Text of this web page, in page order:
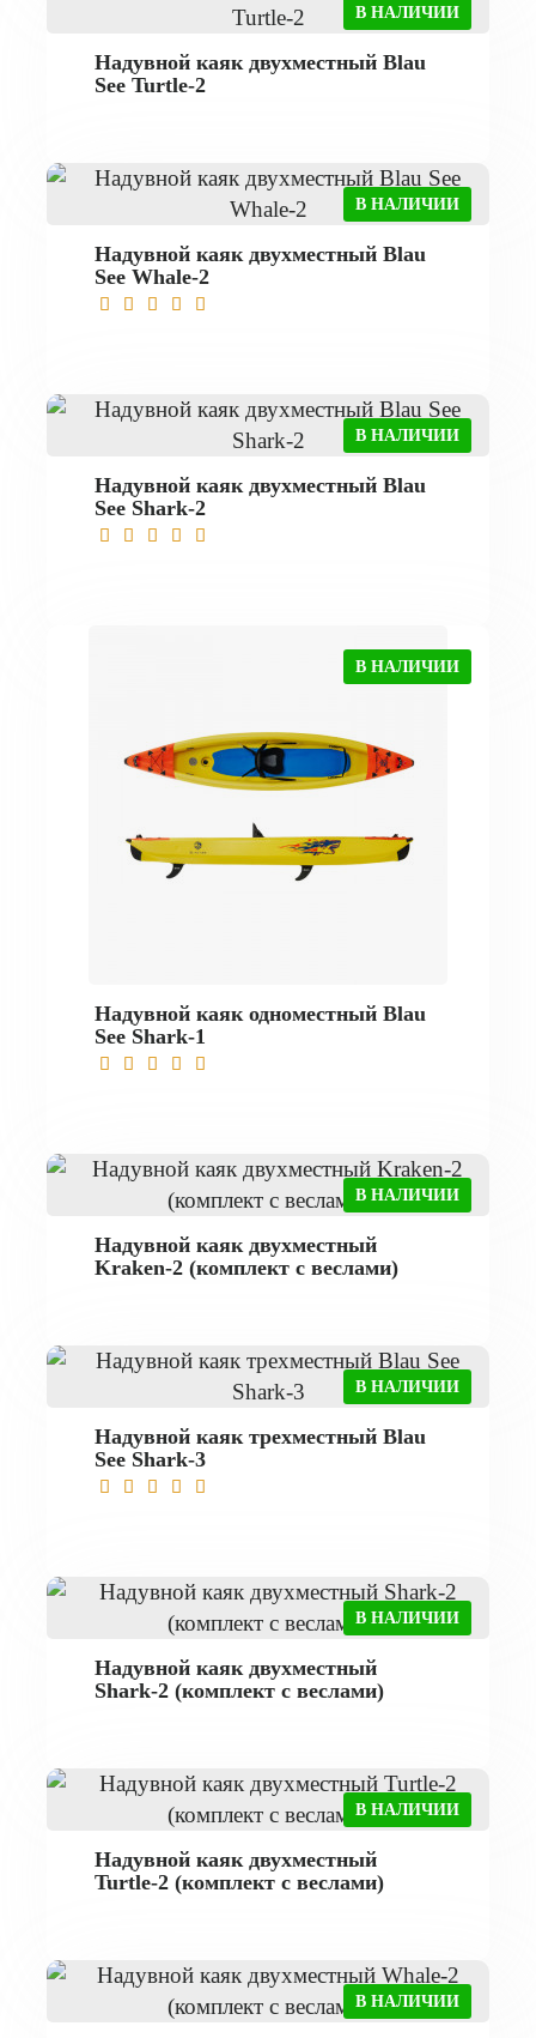
В НАЛИЧИИ
Надувной каяк двухместный Blau
See Turtle-2
В НАЛИЧИИ
Надувной каяк двухместный Blau
See Whale-2
В НАЛИЧИИ
Надувной каяк двухместный Blau
See Shark-2
В НАЛИЧИИ
Надувной каяк одноместный Blau
See Shark-1
В НАЛИЧИИ
Надувной каяк двухместный
Kraken-2 (комплект с веслами)
В НАЛИЧИИ
Надувной каяк трехместный Blau
See Shark-3
В НАЛИЧИИ
Надувной каяк двухместный
Shark-2 (комплект с веслами)
В НАЛИЧИИ
Надувной каяк двухместный
Turtle-2 (комплект с веслами)
В НАЛИЧИИ